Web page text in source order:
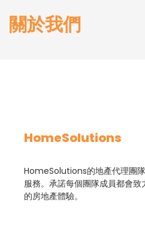
關於我們
HomeSolutions
HomeSolutions的地產代理團
服務。承諾每個團隊成員都會
的房地產體驗。